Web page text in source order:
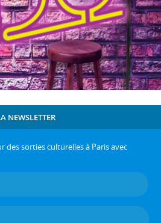
NEWSLETTER
des sorties culturelles à Paris avec